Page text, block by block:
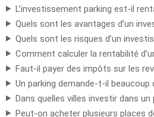
L’investissement parking est-il
Quels sont les avantages d’un
Quels sont les risques d’un
Comment calculer la rentabilité
Faut-il payer des impôts sur les
Un parking demande-t-il beaucoup
Dans quelles villes investir dans un
Peut-on acheter plusieurs places